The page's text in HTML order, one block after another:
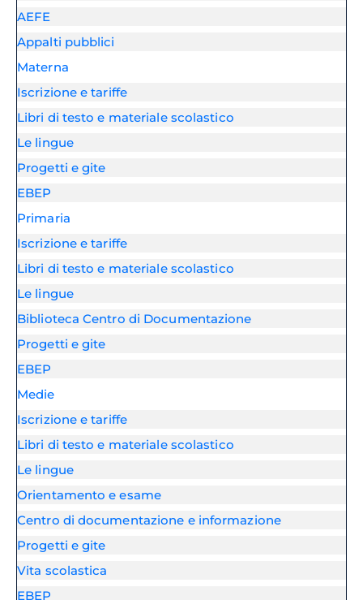
AEFE
Appalti pubblici
Materna
Iscrizione e tariffe
Libri di testo e materiale scolastico
Le lingue
Progetti e gite
EBEP
Primaria
Iscrizione e tariffe
Libri di testo e materiale scolastico
Le lingue
Biblioteca Centro di Documentazione
Progetti e gite
EBEP
Medie
Iscrizione e tariffe
Libri di testo e materiale scolastico
Le lingue
Orientamento e esame
Centro di documentazione e informazione
Progetti e gite
Vita scolastica
EBEP